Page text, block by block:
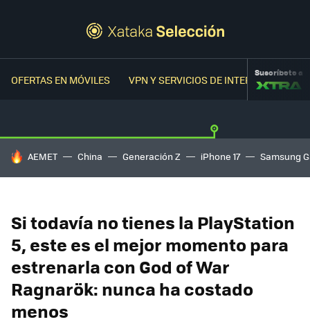
OFERTAS EN MÓVILES VPN Y SERVICIOS DE INTERNETSuscríbete a
HOY SE HABLA DE
AEMET China Generación Z iPhone 17 Samsung
Si todavía no tienes la PlayStation
5, este es el mejor momento para
estrenarla con God of War
Ragnarök: nunca ha costado
menos